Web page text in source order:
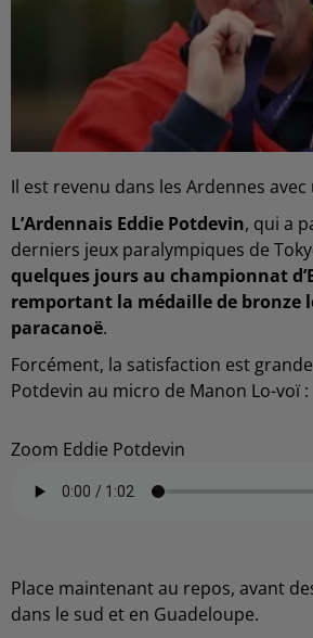
Il est revenu dans les Ardennes
L’Ardennais Eddie Potdevin, qui a
derniers jeux paralympiques de
quelques jours au championnat
remportant la médaille de bronze
paracanoë.
Forcément, la satisfaction est
Potdevin au micro de Manon Lo-voï :
Zoom Eddie Potdevin
Place maintenant au repos, avant
dans le sud et en Guadeloupe.